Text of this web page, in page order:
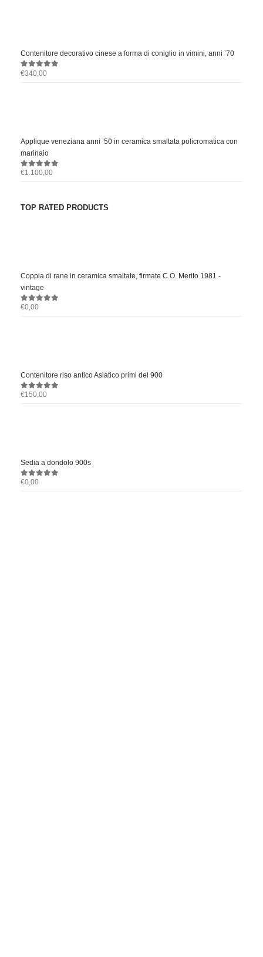
Contenitore decorativo cinese a forma di coniglio in vimini, anni ’70
0out of 5
€340,00
Applique veneziana anni ’50 in ceramica smaltata policromatica con
marinaio
0out of 5
€1.100,00
TOP RATED PRODUCTS
Coppia di rane in ceramica smaltate, firmate C.O. Merito 1981 -
vintage
0out of 5
€0,00
Contenitore riso antico Asiatico primi del 900
0out of 5
€150,00
Sedia a dondolo 900s
0out of 5
€0,00